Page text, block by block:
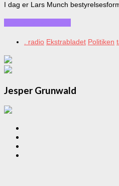
I dag er Lars Munch
. radio Ekstrabladet Politiken
Jesper Grunwald